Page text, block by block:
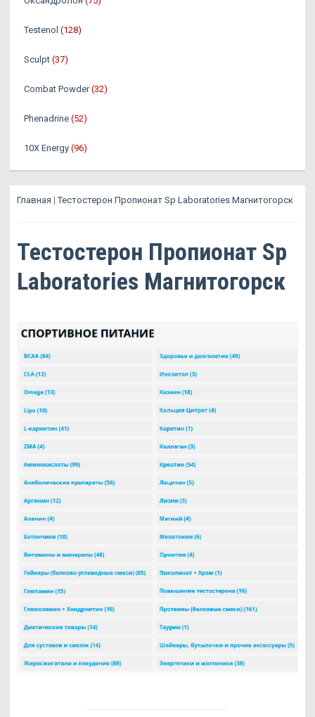
Testenol (128)
Sculpt (37)
Combat Powder (32)
Phenadrine (52)
10X Energy (96)
Главная |Тестостерон Пропионат Sp Laboratories Магнитогорск
Тестостерон Пропионат Sp
Laboratories Магнитогорск